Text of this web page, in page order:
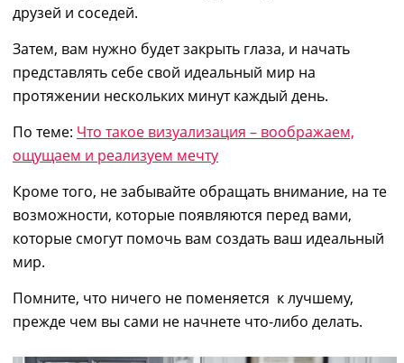
друзей и соседей.
Затем, вам нужно будет закрыть глаза, и начать
представлять себе свой идеальный мир на
протяжении нескольких минут каждый день.
По теме: Что такое визуализация – воображаем,
ощущаем и реализуем мечту
Кроме того, не забывайте обращать внимание, на те
возможности, которые появляются перед вами,
которые смогут помочь вам создать ваш идеальный
мир.
Помните, что ничего не поменяется к лучшему,
прежде чем вы сами не начнете что-либо делать.